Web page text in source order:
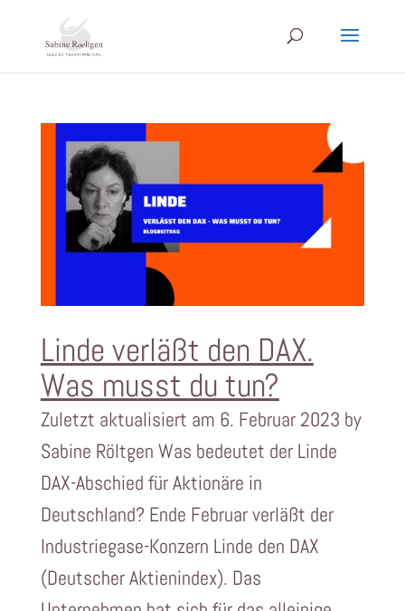
Linde verläßt den DAX.
Was musst du tun?
Zuletzt aktualisiert am 6. Februar 2023 by
Sabine Röltgen Was bedeutet der Linde
DAX-Abschied für Aktionäre in
Deutschland? Ende Februar verläßt der
Industriegase-Konzern Linde den DAX
(Deutscher Aktienindex). Das